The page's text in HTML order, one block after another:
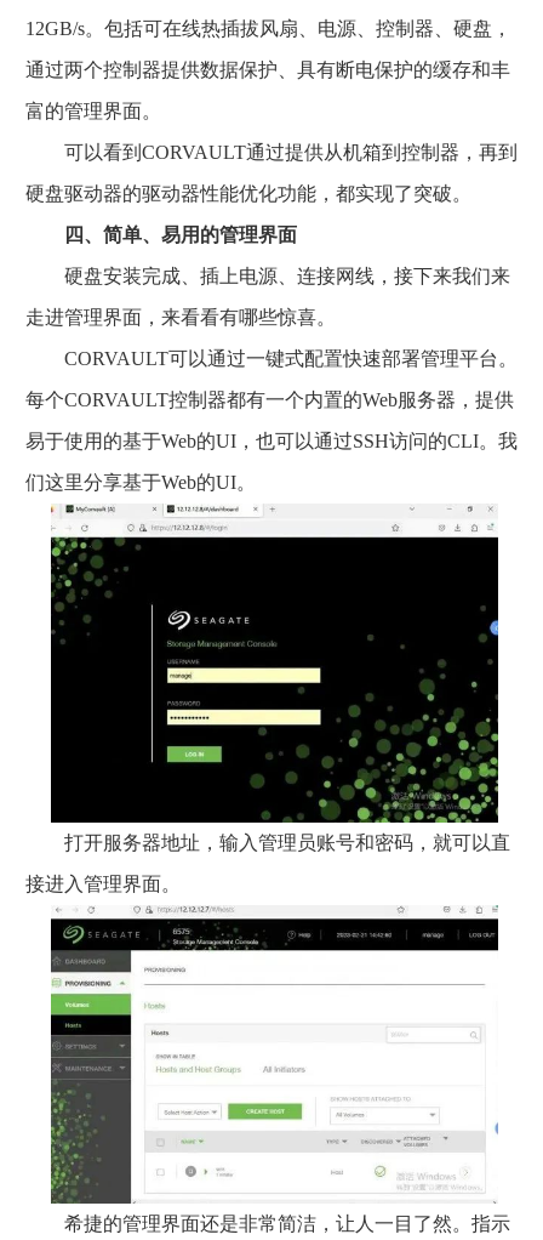
12GB/s。包括可在线热插拔风扇、电源、控制器、硬盘，
通过两个控制器提供数据保护、具有断电保护的缓存和丰
富的管理界面。
可以看到CORVAULT通过提供从机箱到控制器，再到
硬盘驱动器的驱动器性能优化功能，都实现了突破。
四、简单、易用的管理界面
硬盘安装完成、插上电源、连接网线，接下来我们来
走进管理界面，来看看有哪些惊喜。
CORVAULT可以通过一键式配置快速部署管理平台。
每个CORVAULT控制器都有一个内置的Web服务器，提供
易于使用的基于Web的UI，也可以通过SSH访问的CLI。我
们这里分享基于Web的UI。
打开服务器地址，输入管理员账号和密码，就可以直
接进入管理界面。
希捷的管理界面还是非常简洁，让人一目了然。指示